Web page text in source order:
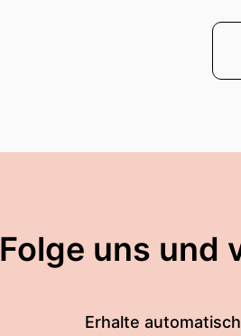
Folge uns und
Erhalte